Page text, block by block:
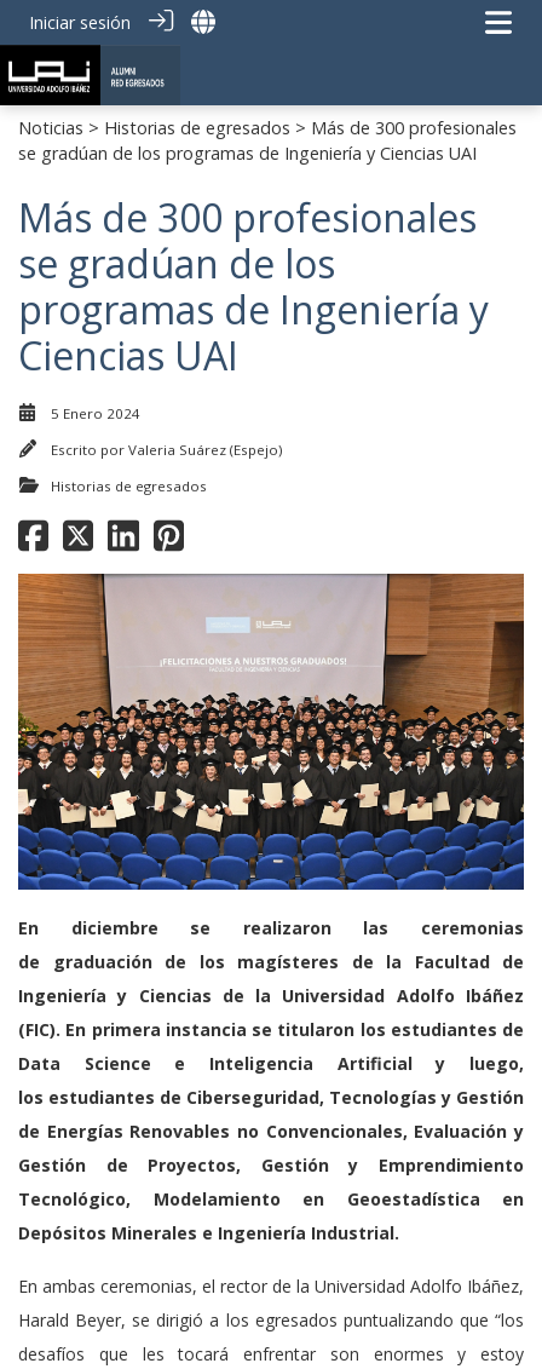
Iniciar sesión
Noticias > Historias de egresados > Más de 300 profesionales
se gradúan de los programas de Ingeniería y Ciencias UAI
Más de 300 profesionales
se gradúan de los
programas de Ingeniería y
Ciencias UAI
5 Enero 2024
Escrito por Valeria Suárez (Espejo)
Historias de egresados
En diciembre se realizaron las ceremonias
de graduación de los magísteres de la Facultad de
Ingeniería y Ciencias de la Universidad Adolfo Ibáñez
(FIC). En primera instancia se titularon los estudiantes de
Data Science e Inteligencia Artificial y luego,
los estudiantes de Ciberseguridad, Tecnologías y Gestión
de Energías Renovables no Convencionales, Evaluación y
Gestión de Proyectos, Gestión y Emprendimiento
Tecnológico, Modelamiento en Geoestadística en
Depósitos Minerales e Ingeniería Industrial.
En ambas ceremonias, el rector de la Universidad Adolfo Ibáñez,
Harald Beyer, se dirigió a los egresados puntualizando que “los
desafíos que les tocará enfrentar son enormes y estoy